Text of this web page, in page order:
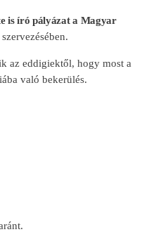
is író pályázat a Magyar
szervezésében.
az eddigiektől, hogy most a
való bekerülés.